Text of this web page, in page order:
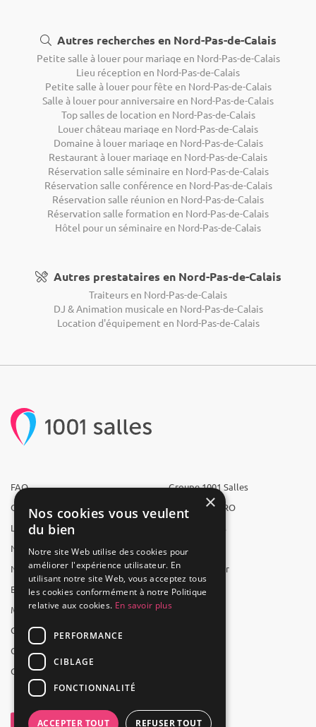
Autres recherches en Nord-Pas-de-Calais
Petite salle à louer pour mariage en Nord-Pas-de-Calais
Lieu réception en Nord-Pas-de-Calais
Petite salle à louer pour fête en Nord-Pas-de-Calais
Salle à louer pour anniversaire en Nord-Pas-de-Calais
Top salles de location en Nord-Pas-de-Calais
Louer château mariage en Nord-Pas-de-Calais
Domaine à louer mariage en Nord-Pas-de-Calais
Restaurant à louer mariage en Nord-Pas-de-Calais
Réservation salle séminaire en Nord-Pas-de-Calais
Réservation salle conférence en Nord-Pas-de-Calais
Réservation salle réunion en Nord-Pas-de-Calais
Réservation salle formation en Nord-Pas-de-Calais
Hôtel pour un séminaire en Nord-Pas-de-Calais
Autres prestataires en Nord-Pas-de-Calais
Traiteurs en Nord-Pas-de-Calais
DJ & Animation musicale en Nord-Pas-de-Calais
Location d'équipement en Nord-Pas-de-Calais
FAQ
Qui sommes-nous ?
L'équipe
Nous recrutons
Nos partenaires
Espace presse
Mentions légales
CGV
CGU
Contact
Groupe 1001 Salles
1001 Salles PRO
1001 Traiteurs
1001 Artistes
Reserverunbar
MP2
×
Nos cookies vous veulent
du bien
Notre site Web utilise des cookies pour
améliorer l'expérience utilisateur. En
utilisant notre site Web, vous acceptez tous
les cookies conformément à notre Politique
relative aux cookies. En savoir plus
PERFORMANCE
CIBLAGE
FONCTIONNALITÉ
ACCEPTER TOUT REFUSER TOUT